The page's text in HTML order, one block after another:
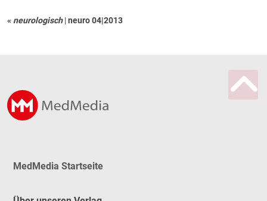
« neurologisch |neuro 04|2013
MedMedia Startseite